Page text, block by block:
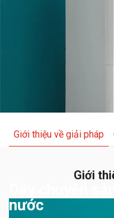
nước
Giới thiệu về giải pháp
Giới